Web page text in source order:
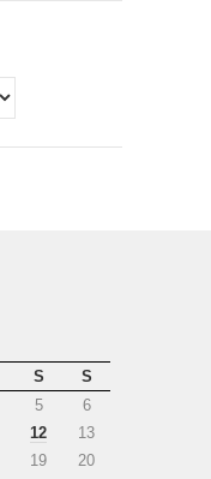
S
S
5
6
12
13
19 20